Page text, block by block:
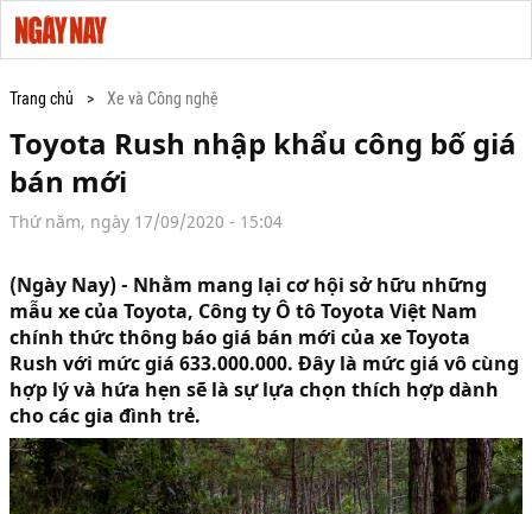
Trang chủ Xe và Công nghệ
Toyota Rush nhập khẩu công bố giá
bán mới
Thứ năm, ngày 17/09/2020 - 15:04
(Ngày Nay) - Nhằm mang lại cơ hội sở hữu những
mẫu xe của Toyota, Công ty Ô tô Toyota Việt Nam
chính thức thông báo giá bán mới của xe Toyota
Rush với mức giá 633.000.000. Đây là mức giá vô cùng
hợp lý và hứa hẹn sẽ là sự lựa chọn thích hợp dành
cho các gia đình trẻ.